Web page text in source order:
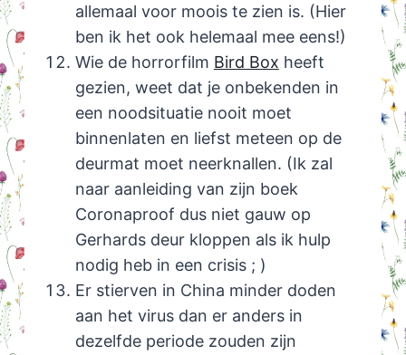
allemaal voor moois te zien is. (Hier
ben ik het ook helemaal mee eens!)
Wie de horrorfilm Bird Box heeft
gezien, weet dat je onbekenden in
een noodsituatie nooit moet
binnenlaten en liefst meteen op de
deurmat moet neerknallen. (Ik zal
naar aanleiding van zijn boek
Coronaproof dus niet gauw op
Gerhards deur kloppen als ik hulp
nodig heb in een crisis ; )
Er stierven in China minder doden
aan het virus dan er anders in
dezelfde periode zouden zijn